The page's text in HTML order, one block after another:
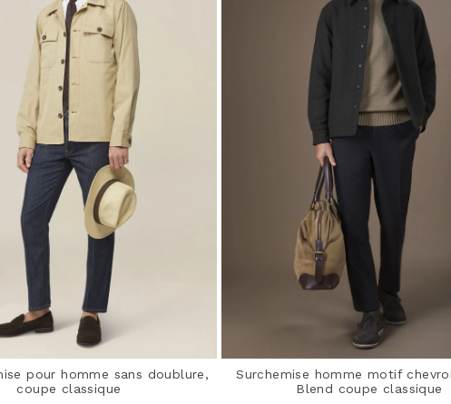
pour homme sans doublure,
coupe classique
Surchemise homme motif
Blend coupe classique